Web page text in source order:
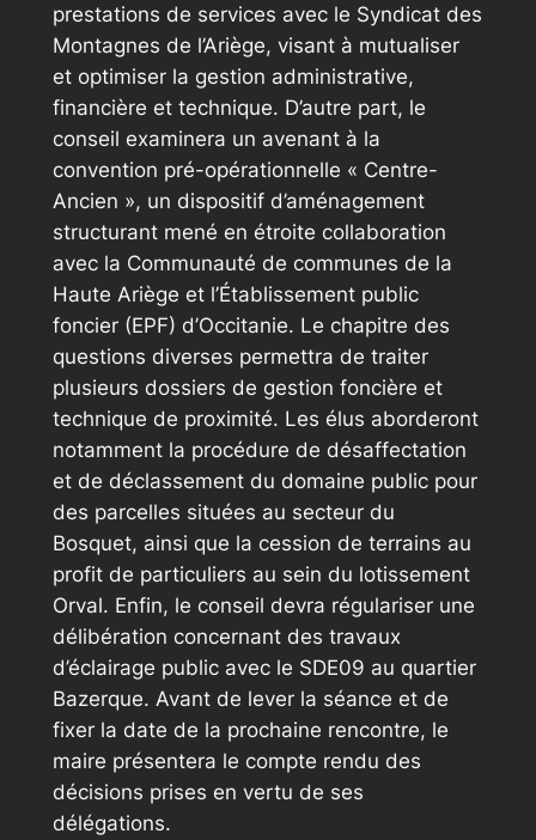
prestations de services avec le Syndicat des
Montagnes de l’Ariège, visant à mutualiser
et optimiser la gestion administrative,
financière et technique. D’autre part, le
conseil examinera un avenant à la
convention pré-opérationnelle « Centre-
Ancien », un dispositif d’aménagement
structurant mené en étroite collaboration
avec la Communauté de communes de la
Haute Ariège et l’Établissement public
foncier (EPF) d’Occitanie. Le chapitre des
questions diverses permettra de traiter
plusieurs dossiers de gestion foncière et
technique de proximité. Les élus aborderont
notamment la procédure de désaffectation
et de déclassement du domaine public pour
des parcelles situées au secteur du
Bosquet, ainsi que la cession de terrains au
profit de particuliers au sein du lotissement
Orval. Enfin, le conseil devra régulariser une
délibération concernant des travaux
d’éclairage public avec le SDE09 au quartier
Bazerque. Avant de lever la séance et de
fixer la date de la prochaine rencontre, le
maire présentera le compte rendu des
décisions prises en vertu de ses
délégations.